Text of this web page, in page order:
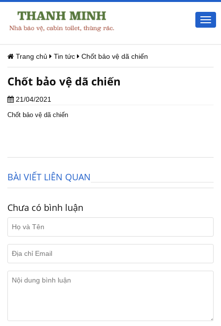
Trang chủ Tin tức Chốt bảo vệ dã chiến
Chốt bảo vệ dã chiến
21/04/2021
Chốt bảo vệ dã chiến
BÀI VIẾT LIÊN QUAN
Chưa có bình luận